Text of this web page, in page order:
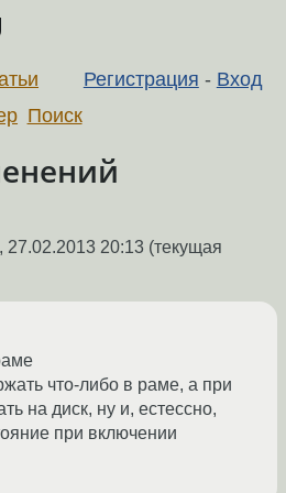
Регистрация - Вход
Поиск
, 27.02.2013 20:13 (текущая
что-либо в раме, а при
на диск, ну и, естессно,
при включении